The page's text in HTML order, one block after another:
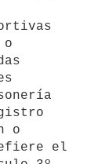
o
el